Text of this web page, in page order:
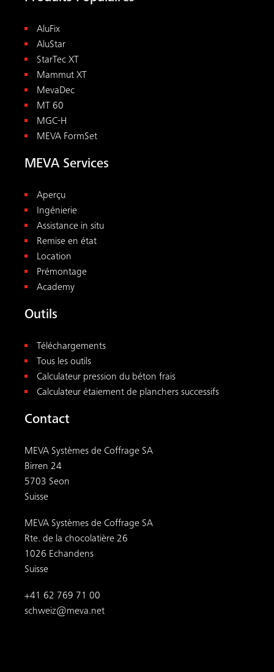
AluFix
AluStar
StarTec XT
Mammut XT
MevaDec
MT 60
MGC-H
MEVA FormSet
MEVA Services
Aperçu
Ingénierie
Assistance in situ
Remise en état
Location
Prémontage
Academy
Outils
Téléchargements
Tous les outils
Calculateur pression du béton frais
Calculateur étaiement de planchers successifs
Contact
MEVA Systèmes de Coffrage SA
Birren 24
5703 Seon
Suisse
MEVA Systèmes de Coffrage SA
Rte. de la chocolatière 26
1026 Echandens
Suisse
+41 62 769 71 00
schweiz@meva.net